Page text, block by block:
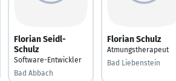
Florian Seidl-
Schulz
Software-Entwickler
Bad Abbach
Florian Schulz
Atmungstherapeut
Bad Liebenstein